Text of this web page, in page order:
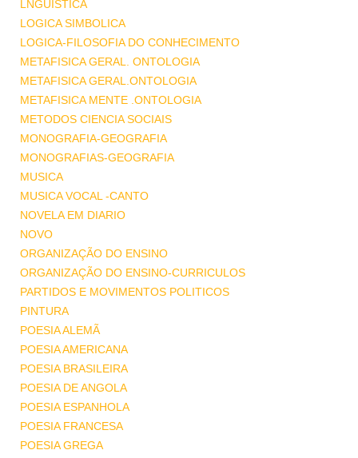
LNGUISTICA
LOGICA SIMBOLICA
LOGICA-FILOSOFIA DO CONHECIMENTO
METAFISICA GERAL. ONTOLOGIA
METAFISICA GERAL.ONTOLOGIA
METAFISICA MENTE .ONTOLOGIA
METODOS CIENCIA SOCIAIS
MONOGRAFIA-GEOGRAFIA
MONOGRAFIAS-GEOGRAFIA
MUSICA
MUSICA VOCAL -CANTO
NOVELA EM DIARIO
NOVO
ORGANIZAÇÃO DO ENSINO
ORGANIZAÇÃO DO ENSINO-CURRICULOS
PARTIDOS E MOVIMENTOS POLITICOS
PINTURA
POESIA ALEMÃ
POESIA AMERICANA
POESIA BRASILEIRA
POESIA DE ANGOLA
POESIA ESPANHOLA
POESIA FRANCESA
POESIA GREGA